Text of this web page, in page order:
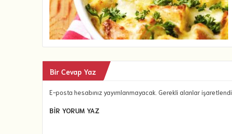
Bir Cevap Yaz
E-posta hesabınız yayımlanmayacak. Gerekli alanlar işaretlendi
BIR YORUM YAZ